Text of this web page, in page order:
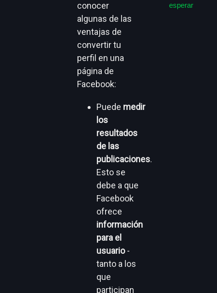
conocer
algunas de las
ventajas de
convertir tu
perfil en una
página de
Facebook:
Puede medir
los
resultados
de las
publicaciones.
Esto se
debe a que
Facebook
ofrece
información
para el
usuario-
tanto a los
que
participan
esperar